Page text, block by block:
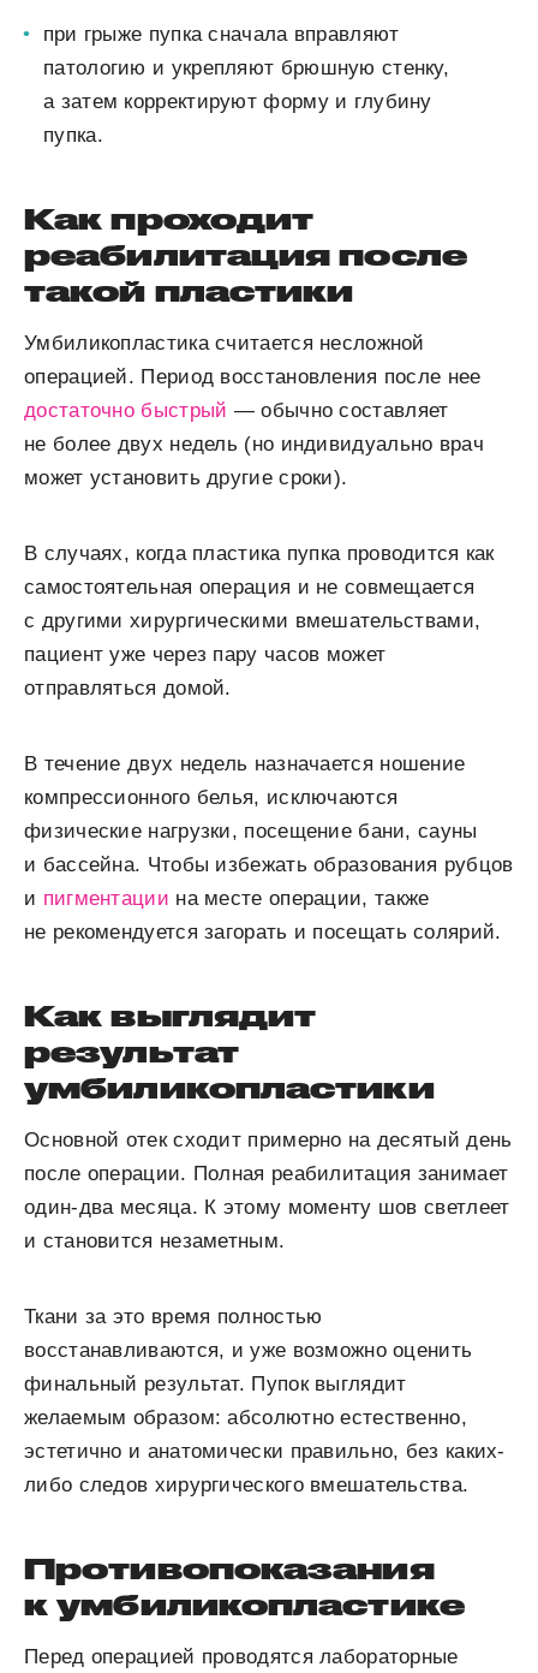
при грыже пупка сначала вправляют
патологию и укрепляют брюшную стенку,
а затем корректируют форму и глубину
пупка.
Как проходит
реабилитация после
такой пластики
Умбиликопластика считается несложной
операцией. Период восстановления после нее
достаточно быстрый ― обычно составляет
не более двух недель (но индивидуально врач
может установить другие сроки).
В случаях, когда пластика пупка проводится как
самостоятельная операция и не совмещается
с другими хирургическими вмешательствами,
пациент уже через пару часов может
отправляться домой.
В течение двух недель назначается ношение
компрессионного белья, исключаются
физические нагрузки, посещение бани, сауны
и бассейна. Чтобы избежать образования рубцов
и пигментации на месте операции, также
не рекомендуется загорать и посещать солярий.
Как выглядит
результат
умбиликопластики
Основной отек сходит примерно на десятый день
после операции. Полная реабилитация занимает
один-два месяца. К этому моменту шов светлеет
и становится незаметным.
Ткани за это время полностью
восстанавливаются, и уже возможно оценить
финальный результат. Пупок выглядит
желаемым образом: абсолютно естественно,
эстетично и анатомически правильно, без каких-
либо следов хирургического вмешательства.
Противопоказания
к умбиликопластике
Перед операцией проводятся лабораторные